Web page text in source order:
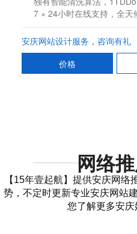
7 × 24小时在线支持，全天
安庆网站设计服务，咨询有礼
价格
网络
【15年壹起航】提供安庆网
势，不定时更新专业安庆网站
您了解更多安庆